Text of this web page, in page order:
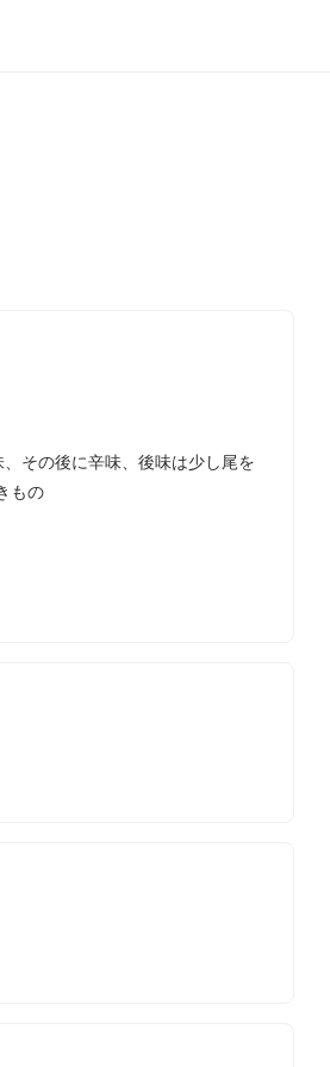
その後に辛味、後味は少し尾を
もの